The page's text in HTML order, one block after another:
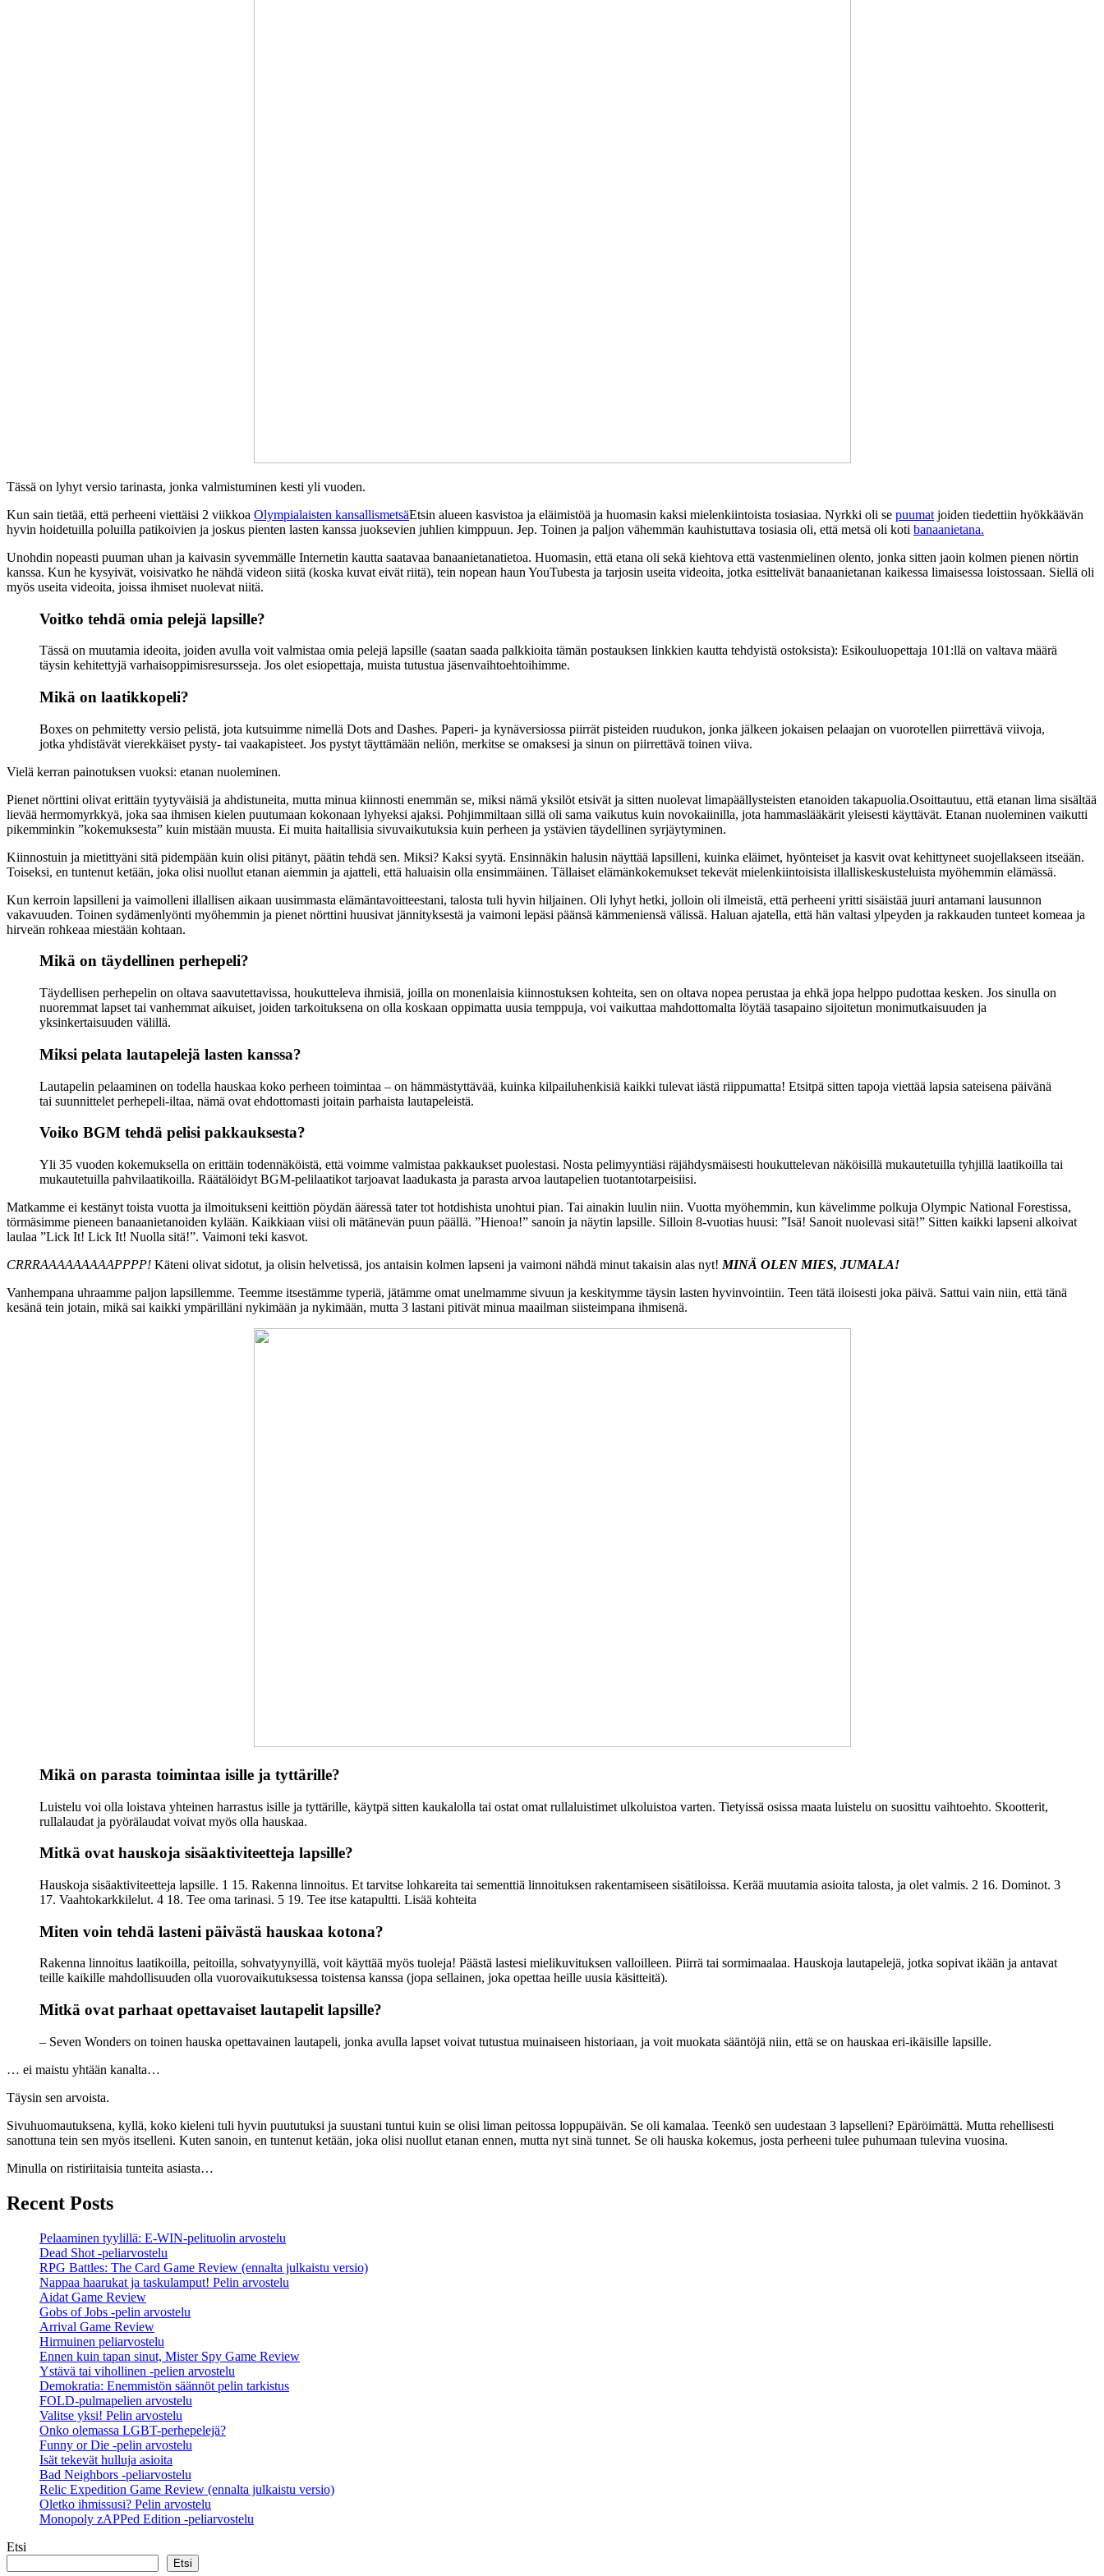
Tässä on lyhyt versio tarinasta, jonka valmistuminen kesti yli vuoden.
Kun sain tietää, että perheeni viettäisi 2 viikkoa Olympialaisten kansallismetsäEtsin alueen kasvistoa ja eläimistöä ja huomasin kaksi mielenkiintoista tosiasiaa. Nyrkki oli se puumat joiden tiedettiin hyökkäävän
hyvin hoidetuilla poluilla patikoivien ja joskus pienten lasten kanssa juoksevien juhlien kimppuun. Jep. Toinen ja paljon vähemmän kauhistuttava tosiasia oli, että metsä oli koti banaanietana.
Unohdin nopeasti puuman uhan ja kaivasin syvemmälle Internetin kautta saatavaa banaanietanatietoa. Huomasin, että etana oli sekä kiehtova että vastenmielinen olento, jonka sitten jaoin kolmen pienen nörtin
kanssa. Kun he kysyivät, voisivatko he nähdä videon siitä (koska kuvat eivät riitä), tein nopean haun YouTubesta ja tarjosin useita videoita, jotka esittelivät banaanietanan kaikessa limaisessa loistossaan. Siellä oli
myös useita videoita, joissa ihmiset nuolevat niitä.
Voitko tehdä omia pelejä lapsille?
Tässä on muutamia ideoita, joiden avulla voit valmistaa omia pelejä lapsille (saatan saada palkkioita tämän postauksen linkkien kautta tehdyistä ostoksista): Esikouluopettaja 101:llä on valtava määrä
täysin kehitettyjä varhaisoppimisresursseja. Jos olet esiopettaja, muista tutustua jäsenvaihtoehtoihimme.
Mikä on laatikkopeli?
Boxes on pehmitetty versio pelistä, jota kutsuimme nimellä Dots and Dashes. Paperi- ja kynäversiossa piirrät pisteiden ruudukon, jonka jälkeen jokaisen pelaajan on vuorotellen piirrettävä viivoja,
jotka yhdistävät vierekkäiset pysty- tai vaakapisteet. Jos pystyt täyttämään neliön, merkitse se omaksesi ja sinun on piirrettävä toinen viiva.
Vielä kerran painotuksen vuoksi: etanan nuoleminen.
Pienet nörttini olivat erittäin tyytyväisiä ja ahdistuneita, mutta minua kiinnosti enemmän se, miksi nämä yksilöt etsivät ja sitten nuolevat limapäällysteisten etanoiden takapuolia.Osoittautuu, että etanan lima sisältää
lievää hermomyrkkyä, joka saa ihmisen kielen puutumaan kokonaan lyhyeksi ajaksi. Pohjimmiltaan sillä oli sama vaikutus kuin novokaiinilla, jota hammaslääkärit yleisesti käyttävät. Etanan nuoleminen vaikutti
pikemminkin ”kokemuksesta” kuin mistään muusta. Ei muita haitallisia sivuvaikutuksia kuin perheen ja ystävien täydellinen syrjäytyminen.
Kiinnostuin ja mietittyäni sitä pidempään kuin olisi pitänyt, päätin tehdä sen. Miksi? Kaksi syytä. Ensinnäkin halusin näyttää lapsilleni, kuinka eläimet, hyönteiset ja kasvit ovat kehittyneet suojellakseen itseään.
Toiseksi, en tuntenut ketään, joka olisi nuollut etanan aiemmin ja ajatteli, että haluaisin olla ensimmäinen. Tällaiset elämänkokemukset tekevät mielenkiintoisista illalliskeskusteluista myöhemmin elämässä.
Kun kerroin lapsilleni ja vaimolleni illallisen aikaan uusimmasta elämäntavoitteestani, talosta tuli hyvin hiljainen. Oli lyhyt hetki, jolloin oli ilmeistä, että perheeni yritti sisäistää juuri antamani lausunnon
vakavuuden. Toinen sydämenlyönti myöhemmin ja pienet nörttini huusivat jännityksestä ja vaimoni lepäsi päänsä kämmeniensä välissä. Haluan ajatella, että hän valtasi ylpeyden ja rakkauden tunteet komeaa ja
hirveän rohkeaa miestään kohtaan.
Mikä on täydellinen perhepeli?
Täydellisen perhepelin on oltava saavutettavissa, houkutteleva ihmisiä, joilla on monenlaisia ​​kiinnostuksen kohteita, sen on oltava nopea perustaa ja ehkä jopa helppo pudottaa kesken. Jos sinulla on
nuoremmat lapset tai vanhemmat aikuiset, joiden tarkoituksena on olla koskaan oppimatta uusia temppuja, voi vaikuttaa mahdottomalta löytää tasapaino sijoitetun monimutkaisuuden ja
yksinkertaisuuden välillä.
Miksi pelata lautapelejä lasten kanssa?
Lautapelin pelaaminen on todella hauskaa koko perheen toimintaa – on hämmästyttävää, kuinka kilpailuhenkisiä kaikki tulevat iästä riippumatta! Etsitpä sitten tapoja viettää lapsia sateisena päivänä
tai suunnittelet perhepeli-iltaa, nämä ovat ehdottomasti joitain parhaista lautapeleistä.
Voiko BGM tehdä pelisi pakkauksesta?
Yli 35 vuoden kokemuksella on erittäin todennäköistä, että voimme valmistaa pakkaukset puolestasi. Nosta pelimyyntiäsi räjähdysmäisesti houkuttelevan näköisillä mukautetuilla tyhjillä laatikoilla tai
mukautetuilla pahvilaatikoilla. Räätälöidyt BGM-pelilaatikot tarjoavat laadukasta ja parasta arvoa lautapelien tuotantotarpeisiisi.
Matkamme ei kestänyt toista vuotta ja ilmoitukseni keittiön pöydän ääressä tater tot hotdishista unohtui pian. Tai ainakin luulin niin. Vuotta myöhemmin, kun kävelimme polkuja Olympic National Forestissa,
törmäsimme pieneen banaanietanoiden kylään. Kaikkiaan viisi oli mätänevän puun päällä. ”Hienoa!” sanoin ja näytin lapsille. Silloin 8-vuotias huusi: ”Isä! Sanoit nuolevasi sitä!” Sitten kaikki lapseni alkoivat
laulaa ”Lick It! Lick It! Nuolla sitä!”. Vaimoni teki kasvot.
CRRRAAAAAAAAAPPPP! Käteni olivat sidotut, ja olisin helvetissä, jos antaisin kolmen lapseni ja vaimoni nähdä minut takaisin alas nyt! MINÄ OLEN MIES, JUMALA!
Vanhempana uhraamme paljon lapsillemme. Teemme itsestämme typeriä, jätämme omat unelmamme sivuun ja keskitymme täysin lasten hyvinvointiin. Teen tätä iloisesti joka päivä. Sattui vain niin, että tänä
kesänä tein jotain, mikä sai kaikki ympärilläni nykimään ja nykimään, mutta 3 lastani pitivät minua maailman siisteimpana ihmisenä.
Mikä on parasta toimintaa isille ja tyttärille?
Luistelu voi olla loistava yhteinen harrastus isille ja tyttärille, käytpä sitten kaukalolla tai ostat omat rullaluistimet ulkoluistoa varten. Tietyissä osissa maata luistelu on suosittu vaihtoehto. Skootterit,
rullalaudat ja pyörälaudat voivat myös olla hauskaa.
Mitkä ovat hauskoja sisäaktiviteetteja lapsille?
Hauskoja sisäaktiviteetteja lapsille. 1 15. Rakenna linnoitus. Et tarvitse lohkareita tai sementtiä linnoituksen rakentamiseen sisätiloissa. Kerää muutamia asioita talosta, ja olet valmis. 2 16. Dominot. 3
17. Vaahtokarkkilelut. 4 18. Tee oma tarinasi. 5 19. Tee itse katapultti. Lisää kohteita
Miten voin tehdä lasteni päivästä hauskaa kotona?
Rakenna linnoitus laatikoilla, peitoilla, sohvatyynyillä, voit käyttää myös tuoleja! Päästä lastesi mielikuvituksen valloilleen. Piirrä tai sormimaalaa. Hauskoja lautapelejä, jotka sopivat ikään ja antavat
teille kaikille mahdollisuuden olla vuorovaikutuksessa toistensa kanssa (jopa sellainen, joka opettaa heille uusia käsitteitä).
Mitkä ovat parhaat opettavaiset lautapelit lapsille?
– Seven Wonders on toinen hauska opettavainen lautapeli, jonka avulla lapset voivat tutustua muinaiseen historiaan, ja voit muokata sääntöjä niin, että se on hauskaa eri-ikäisille lapsille.
… ei maistu yhtään kanalta…
Täysin sen arvoista.
Sivuhuomautuksena, kyllä, koko kieleni tuli hyvin puututuksi ja suustani tuntui kuin se olisi liman peitossa loppupäivän. Se oli kamalaa. Teenkö sen uudestaan ​​3 lapselleni? Epäröimättä. Mutta rehellisesti
sanottuna tein sen myös itselleni. Kuten sanoin, en tuntenut ketään, joka olisi nuollut etanan ennen, mutta nyt sinä tunnet. Se oli hauska kokemus, josta perheeni tulee puhumaan tulevina vuosina.
Minulla on ristiriitaisia ​​tunteita asiasta…
Recent Posts
Pelaaminen tyylillä: E-WIN-pelituolin arvostelu
Dead Shot -peliarvostelu
RPG Battles: The Card Game Review (ennalta julkaistu versio)
Nappaa haarukat ja taskulamput! Pelin arvostelu
Aidat Game Review
Gobs of Jobs -pelin arvostelu
Arrival Game Review
Hirmuinen peliarvostelu
Ennen kuin tapan sinut, Mister Spy Game Review
Ystävä tai vihollinen -pelien arvostelu
Demokratia: Enemmistön säännöt pelin tarkistus
FOLD-pulmapelien arvostelu
Valitse yksi! Pelin arvostelu
Onko olemassa LGBT-perhepelejä?
Funny or Die -pelin arvostelu
Isät tekevät hulluja asioita
Bad Neighbors -peliarvostelu
Relic Expedition Game Review (ennalta julkaistu versio)
Oletko ihmissusi? Pelin arvostelu
Monopoly zAPPed Edition -peliarvostelu
Etsi
Etsi